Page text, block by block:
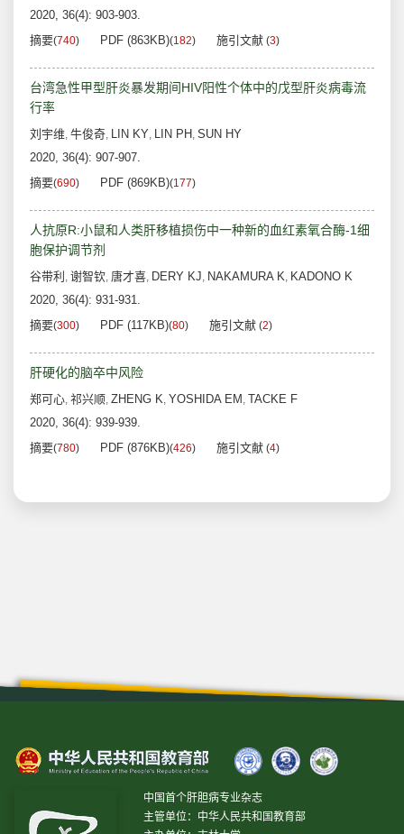
2020, 36(4): 903-903.
摘要(740) PDF (863KB)(182) 施引文献 (3)
台湾急性甲型肝炎暴发期间HIV阳性个体中的戊型肝炎病毒流
行率
刘宇维, 牛俊奇, LIN KY, LIN PH , SUN HY
2020, 36(4): 907-907.
摘要(690) PDF (869KB)(177)
人抗原R:小鼠和人类肝移植损伤中一种新的血红素氧合酶-1细
胞保护调节剂
谷带利 , 谢智钦, 唐才喜, DERY KJ, NAKAMURA K, KADONO K
2020, 36(4): 931-931.
摘要(300) PDF (117KB)(80) 施引文献 (2)
肝硬化的脑卒中风险
郑可心, 祁兴顺, ZHENG K, YOSHIDA EM , TACKE F
2020, 36(4): 939-939.
摘要(780) PDF (876KB)(426) 施引文献 (4)
中国首个肝胆病专业杂志
主管单位：中华人民共和国教育部